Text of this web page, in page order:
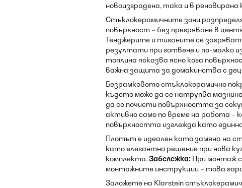
новоизградена, така и в реновирана
Стъклокерамичните зони
повърхност – без прегряване в
Тенджерите и тиганите се
резултати при готвене и по-малко
топлина показва ясно кога
важна защита за домакинства с
Безрамковото стъклокерамично
където може да се натрупва
да се почисти повърхността за
активно само по време на работа –
повърхността изглежда като
Плотът е идеален като замяна на
като елегантно решение при нова
комплекта.Забележка: При монтаж
монтажните инструкции – това
Заложете на Klarstein